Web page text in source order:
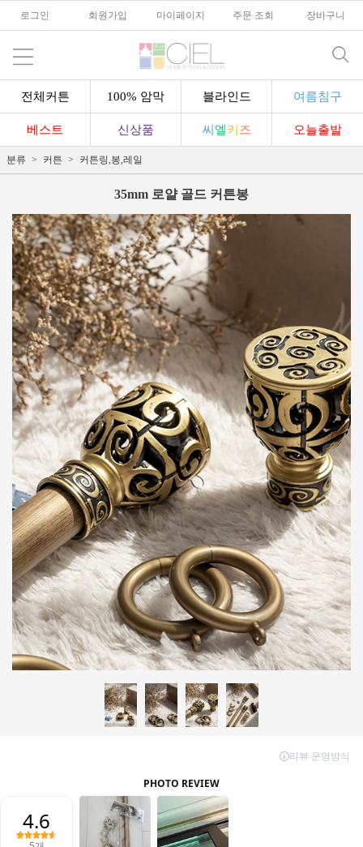
로그인 회원가입 마이페이지 주문 조회 장바구니
전체커튼 100% 암막 블라인드 여름침구
베스트 신상품 씨 엘키 즈 오늘출발
분류 커튼 커튼링,봉,레일
35mm 로얄 골드 커튼봉